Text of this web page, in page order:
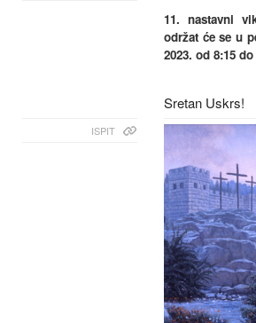
11. nastavni
održat će se u
2023. od 8:15 do
Sretan Uskrs!
ISPIT